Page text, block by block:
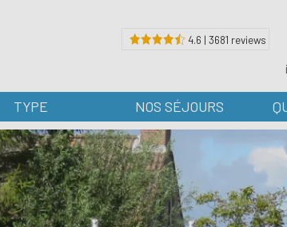
4.6 | 3681 reviews
TYPE NOS SÉJOURS